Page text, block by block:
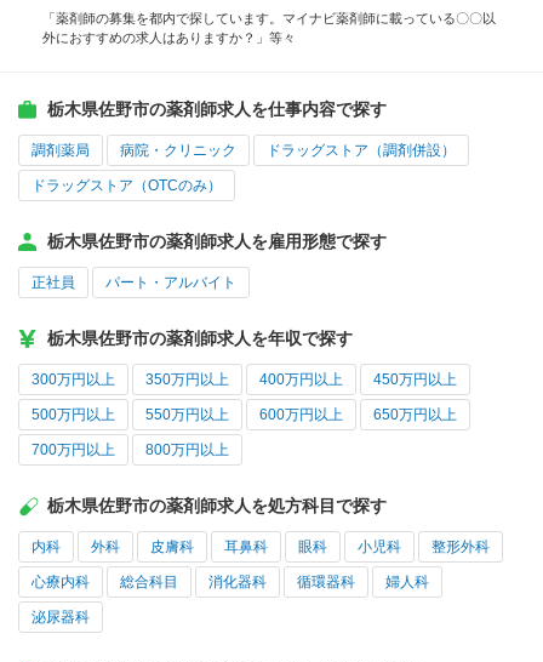
「薬剤師の募集を都内で探しています。マイナビ薬剤師に載っている〇〇以
外におすすめの求人はありますか？」等々
栃木県佐野市の薬剤師求人を仕事内容で探す
調剤薬局 病院・クリニック ドラッグストア（調剤併設）
ドラッグストア（OTCのみ）
栃木県佐野市の薬剤師求人を雇用形態で探す
正社員 パート・アルバイト
栃木県佐野市の薬剤師求人を年収で探す
300万円以上 350万円以上 400万円以上 450万円以上
500万円以上 550万円以上 600万円以上 650万円以上
700万円以上 800万円以上
栃木県佐野市の薬剤師求人を処方科目で探す
内科 外科 皮膚科 耳鼻科 眼科 小児科 整形外科
心療内科 総合科目 消化器科 循環器科 婦人科
泌尿器科